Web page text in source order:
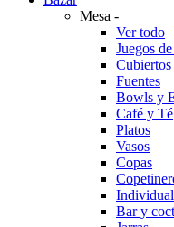
Mesa -
Ver todo
Juegos
Cubiertos
Fuentes
Bowls y
Café y Té
Platos
Vasos
Copas
Bar y